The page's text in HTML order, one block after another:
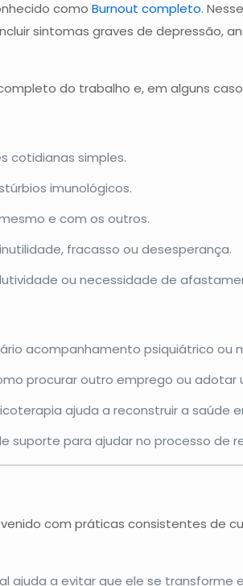
comoBurnout completo.
sintomas graves de depressão,
do trabalho e, em alguns
cotidianas simples.
imunológicos.
e com os outros.
fracasso ou desesperança.
ou necessidade de
acompanhamento psiquiátrico
procurar outro emprego ou adotar
ajuda a reconstruir a saúde
suporte para ajudar no processo de
com práticas consistentes de
ajuda a evitar que ele se transforme